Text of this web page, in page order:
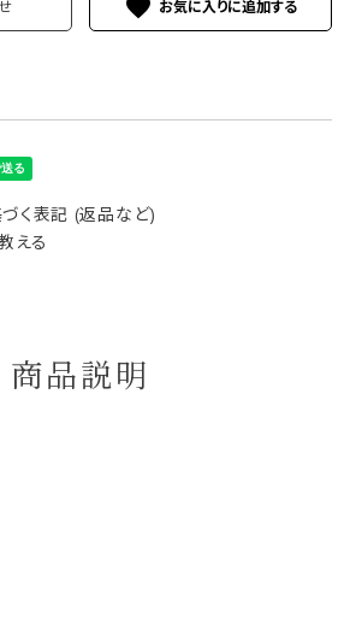
favorite
く表記 (返品など)
える
商品説明